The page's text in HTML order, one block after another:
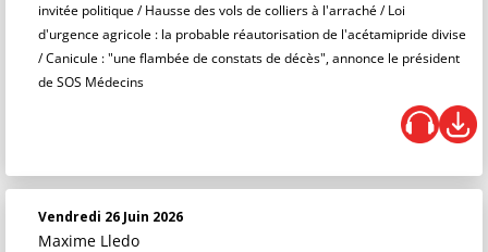
invitée politique / Hausse des vols de colliers à l'arraché / Loi
d'urgence agricole : la probable réautorisation de l'acétamipride divise
/ Canicule : "une flambée de constats de décès", annonce le président
de SOS Médecins
Vendredi 26 Juin 2026
Maxime Lledo